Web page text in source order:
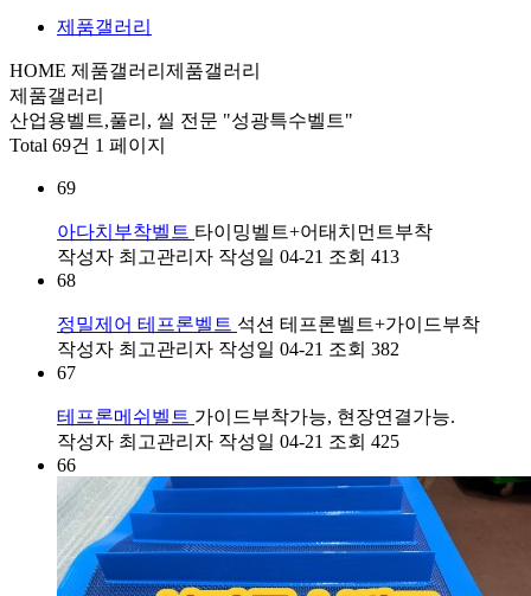
제품갤러리
HOME 제품갤러리 제품갤러리
제품갤러리
산업용벨트,풀리, 씰 전문 "성광특수벨트"
Total 69건 1 페이지
69
아다치부착벨트 타이밍벨트+어태치먼트부착
작성자 최고관리자 작성일 04-21 조회 413
68
정밀제어 테프론벨트 석션 테프론벨트+가이드부착
작성자 최고관리자 작성일 04-21 조회 382
67
테프론메쉬벨트 가이드부착가능, 현장연결가능.
작성자 최고관리자 작성일 04-21 조회 425
66